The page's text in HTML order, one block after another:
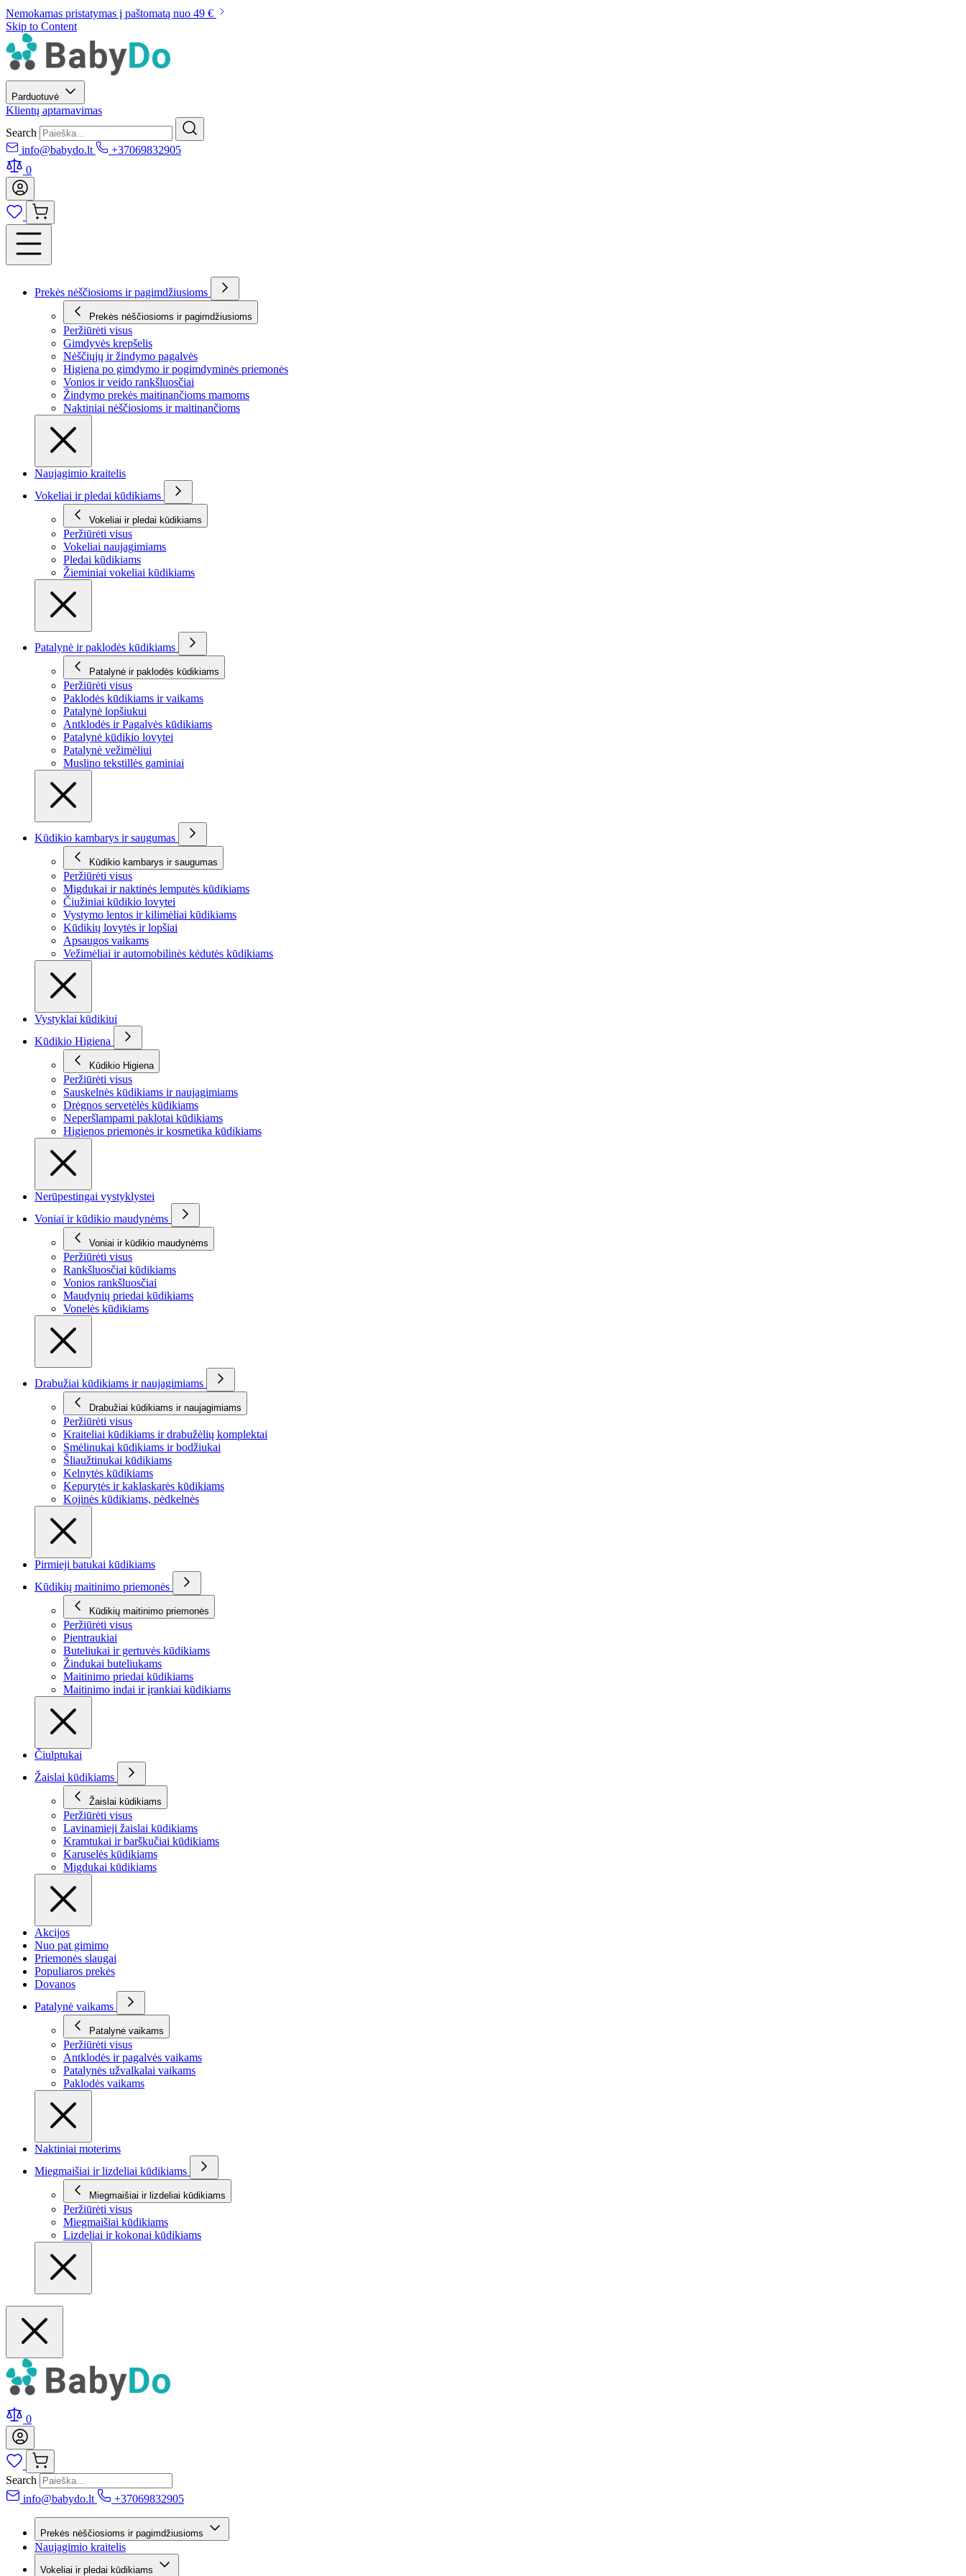
Nemokamas pristatymas į paštomatą nuo 49 €
Skip to Content
Parduotuvė
Klientų aptarnavimas
Search
info@babydo.lt
+37069832905
0
Prekės nėščiosioms ir pagimdžiusioms
Prekės nėščiosioms ir pagimdžiusioms
Peržiūrėti visus
Gimdyvės krepšelis
Nėščiųjų ir žindymo pagalvės
Higiena po gimdymo ir pogimdyminės priemonės
Vonios ir veido rankšluosčiai
Žindymo prekės maitinančioms mamoms
Naktiniai nėščiosioms ir maitinančioms
Naujagimio kraitelis
Vokeliai ir pledai kūdikiams
Vokeliai ir pledai kūdikiams
Peržiūrėti visus
Vokeliai naujagimiams
Pledai kūdikiams
Žieminiai vokeliai kūdikiams
Patalynė ir paklodės kūdikiams
Patalynė ir paklodės kūdikiams
Peržiūrėti visus
Paklodės kūdikiams ir vaikams
Patalynė lopšiukui
Antklodės ir Pagalvės kūdikiams
Patalynė kūdikio lovytei
Patalynė vežimėliui
Muslino tekstillės gaminiai
Kūdikio kambarys ir saugumas
Kūdikio kambarys ir saugumas
Peržiūrėti visus
Migdukai ir naktinės lemputės kūdikiams
Čiužiniai kūdikio lovytei
Vystymo lentos ir kilimėliai kūdikiams
Kūdikių lovytės ir lopšiai
Apsaugos vaikams
Vežimėliai ir automobilinės kėdutės kūdikiams
Vystyklai kūdikiui
Kūdikio Higiena
Kūdikio Higiena
Peržiūrėti visus
Sauskelnės kūdikiams ir naujagimiams
Drėgnos servetėlės kūdikiams
Neperšlampami paklotai kūdikiams
Higienos priemonės ir kosmetika kūdikiams
Nerūpestingai vystyklystei
Voniai ir kūdikio maudynėms
Voniai ir kūdikio maudynėms
Peržiūrėti visus
Rankšluosčiai kūdikiams
Vonios rankšluosčiai
Maudynių priedai kūdikiams
Vonelės kūdikiams
Drabužiai kūdikiams ir naujagimiams
Drabužiai kūdikiams ir naujagimiams
Peržiūrėti visus
Kraiteliai kūdikiams ir drabužėlių komplektai
Smėlinukai kūdikiams ir bodžiukai
Šliaužtinukai kūdikiams
Kelnytės kūdikiams
Kepurytės ir kaklaskarės kūdikiams
Kojinės kūdikiams, pėdkelnės
Pirmieji batukai kūdikiams
Kūdikių maitinimo priemonės
Kūdikių maitinimo priemonės
Peržiūrėti visus
Pientraukiai
Buteliukai ir gertuvės kūdikiams
Žindukai buteliukams
Maitinimo priedai kūdikiams
Maitinimo indai ir įrankiai kūdikiams
Čiulptukai
Žaislai kūdikiams
Žaislai kūdikiams
Peržiūrėti visus
Lavinamieji žaislai kūdikiams
Kramtukai ir barškučiai kūdikiams
Karuselės kūdikiams
Migdukai kūdikiams
Akcijos
Nuo pat gimimo
Priemonės slaugai
Populiaros prekės
Dovanos
Patalynė vaikams
Patalynė vaikams
Peržiūrėti visus
Antklodės ir pagalvės vaikams
Patalynės užvalkalai vaikams
Paklodės vaikams
Naktiniai moterims
Miegmaišiai ir lizdeliai kūdikiams
Miegmaišiai ir lizdeliai kūdikiams
Peržiūrėti visus
Miegmaišiai kūdikiams
Lizdeliai ir kokonai kūdikiams
0
Search
info@babydo.lt
+37069832905
Prekės nėščiosioms ir pagimdžiusioms
Naujagimio kraitelis
Vokeliai ir pledai kūdikiams